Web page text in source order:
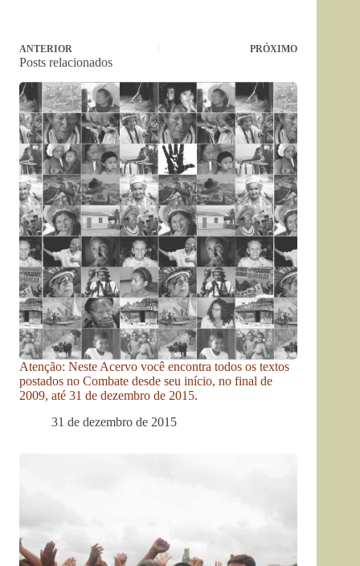
ANTERIOR PRÓXIMO
Posts relacionados
Atenção: Neste Acervo você encontra todos os textos
postados no Combate desde seu início, no final de
2009, até 31 de dezembro de 2015.
31 de dezembro de 2015